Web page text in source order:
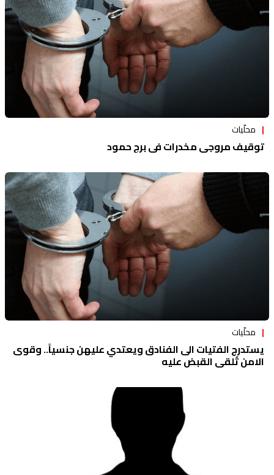
محلّيات
توقيف مروجي مخدرات في برج حمود
محلّيات
يستدرج الفتيات الى الفنادق ويعتدي عليهن جنسياً.. وقوى
الامن تُلقي القبض عليه